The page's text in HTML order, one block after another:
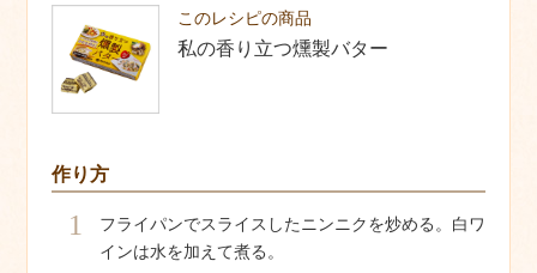
このレシピの商品
私の香り立つ燻製バター
作り方
1
フライパンでスライスしたニンニクを炒める。白ワ
インは水を加えて煮る。